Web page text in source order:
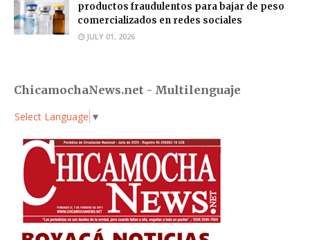
productos fraudulentos para bajar de peso
comercializados en redes sociales
JULY 01, 2026
ChicamochaNews.net - Multilenguaje
Select Language ▼